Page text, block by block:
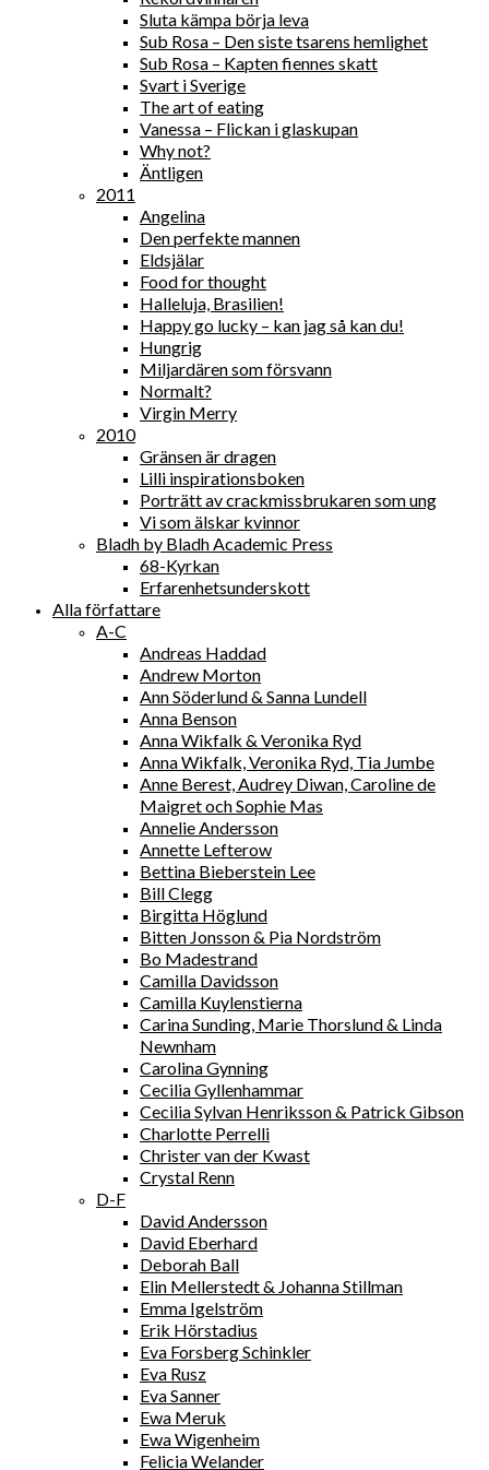
Sluta kämpa börja leva
Sub Rosa – Den siste tsarens hemlighet
Sub Rosa – Kapten fiennes skatt
Svart i Sverige
The art of eating
Vanessa – Flickan i glaskupan
Why not?
Äntligen
2011
Angelina
Den perfekte mannen
Eldsjälar
Food for thought
Halleluja, Brasilien!
Happy go lucky – kan jag så kan du!
Hungrig
Miljardären som försvann
Normalt?
Virgin Merry
2010
Gränsen är dragen
Lilli inspirationsboken
Porträtt av crackmissbrukaren som ung
Vi som älskar kvinnor
Bladh by Bladh Academic Press
68-Kyrkan
Erfarenhetsunderskott
Alla författare
A-C
Andreas Haddad
Andrew Morton
Ann Söderlund & Sanna Lundell
Anna Benson
Anna Wikfalk & Veronika Ryd
Anna Wikfalk, Veronika Ryd, Tia Jumbe
Anne Berest, Audrey Diwan, Caroline de
Maigret och Sophie Mas
Annelie Andersson
Annette Lefterow
Bettina Bieberstein Lee
Bill Clegg
Birgitta Höglund
Bitten Jonsson & Pia Nordström
Bo Madestrand
Camilla Davidsson
Camilla Kuylenstierna
Carina Sunding, Marie Thorslund & Linda
Newnham
Carolina Gynning
Cecilia Gyllenhammar
Cecilia Sylvan Henriksson & Patrick Gibson
Charlotte Perrelli
Christer van der Kwast
Crystal Renn
D-F
David Andersson
David Eberhard
Deborah Ball
Elin Mellerstedt & Johanna Stillman
Emma Igelström
Erik Hörstadius
Eva Forsberg Schinkler
Eva Rusz
Eva Sanner
Ewa Meruk
Ewa Wigenheim
Felicia Welander